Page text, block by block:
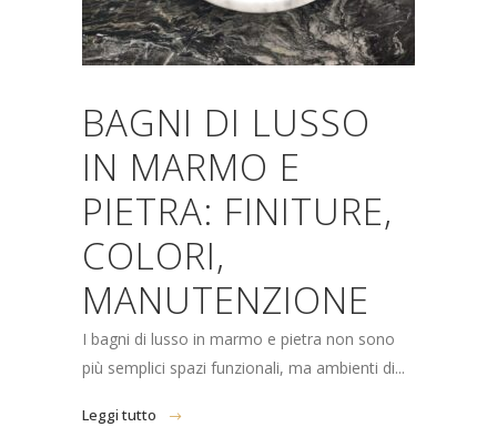
BAGNI DI LUSSO
IN MARMO E
PIETRA: FINITURE,
COLORI,
MANUTENZIONE
I bagni di lusso in marmo e pietra non sono
più semplici spazi funzionali, ma ambienti di...
Leggi tutto